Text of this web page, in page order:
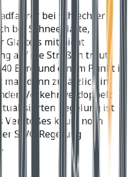
bei schlechter
bei Schneeglätte,
Glatteis mit nicht
auf die Straßen traut,
Euro und einem Punkt in
man dann zusätzlich in
Verkehr, verdoppelt
Regelung ist
kaum noch
StVO Regelung